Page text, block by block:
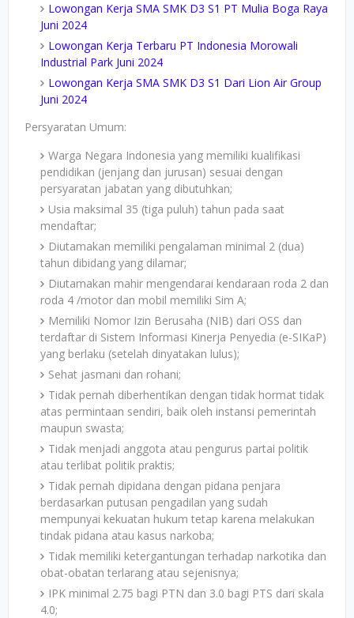
Lowongan Kerja SMA SMK D3 S1 PT Mulia Boga Raya
Juni 2024
Lowongan Kerja Terbaru PT Indonesia Morowali
Industrial Park Juni 2024
Lowongan Kerja SMA SMK D3 S1 Dari Lion Air Group
Juni 2024
Persyaratan Umum:
Warga Negara Indonesia yang memiliki kualifikasi
pendidikan (jenjang dan jurusan) sesuai dengan
persyaratan jabatan yang dibutuhkan;
Usia maksimal 35 (tiga puluh) tahun pada saat
mendaftar;
Diutamakan memiliki pengalaman minimal 2 (dua)
tahun dibidang yang dilamar;
Diutamakan mahir mengendarai kendaraan roda 2 dan
roda 4 /motor dan mobil memiliki Sim A;
Memiliki Nomor Izin Berusaha (NIB) dari OSS dan
terdaftar di Sistem Informasi Kinerja Penyedia (e-SIKaP)
yang berlaku (setelah dinyatakan lulus);
Sehat jasmani dan rohani;
Tidak pernah diberhentikan dengan tidak hormat tidak
atas permintaan sendiri, baik oleh instansi pemerintah
maupun swasta;
Tidak menjadi anggota atau pengurus partai politik
atau terlibat politik praktis;
Tidak pernah dipidana dengan pidana penjara
berdasarkan putusan pengadilan yang sudah
mempunyai kekuatan hukum tetap karena melakukan
tindak pidana atau kasus narkoba;
Tidak memiliki ketergantungan terhadap narkotika dan
obat-obatan terlarang atau sejenisnya;
IPK minimal 2.75 bagi PTN dan 3.0 bagi PTS dari skala
4.0;